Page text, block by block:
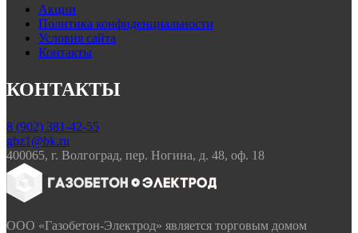
Акции
Политика конфиденциальности
Условия сайта
Контакты
КОНТАКТЫ
8 (902) 381-42-55
gbz1@bk.ru
400065, г. Волгоград, пер. Ногина, д. 48, оф. 18
ООО «Газобетон-Электрод» является торговым домом